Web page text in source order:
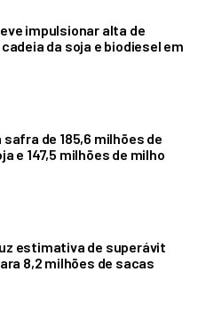
impulsionar alta de
cadeia da soja e biodiesel em
de 185,6 milhões de
e 147,5 milhões de milho
estimativa de superávit
8,2 milhões de sacas